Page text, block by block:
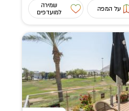
על המפה
שמירה
למועדפים